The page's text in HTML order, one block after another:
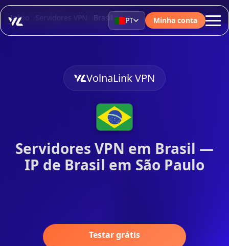
PT Minha conta
Início Servidores VPN Brasil
VolnaLink VPN
Servidores VPN em Brasil —
IP de Brasil em São Paulo
Testar grátis